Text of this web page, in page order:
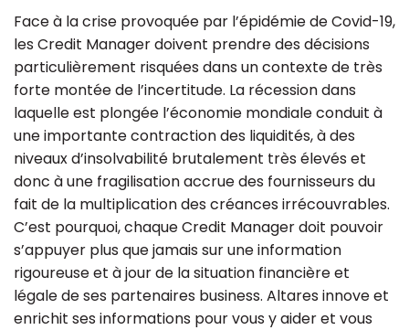
Face à la crise provoquée par l’épidémie de Covid-19,
les Credit Manager doivent prendre des décisions
particulièrement risquées dans un contexte de très
forte montée de l’incertitude. La récession dans
laquelle est plongée l’économie mondiale conduit à
une importante contraction des liquidités, à des
niveaux d’insolvabilité brutalement très élevés et
donc à une fragilisation accrue des fournisseurs du
fait de la multiplication des créances irrécouvrables.
C’est pourquoi, chaque Credit Manager doit pouvoir
s’appuyer plus que jamais sur une information
rigoureuse et à jour de la situation financière et
légale de ses partenaires business. Altares innove et
enrichit ses informations pour vous y aider et vous